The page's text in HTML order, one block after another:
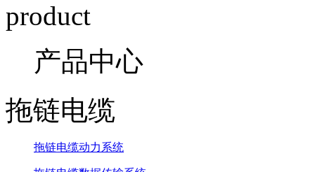
product
产品中心
拖链电缆
拖链电缆动力系统